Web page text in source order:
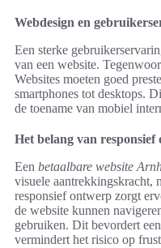
Webdesign en
Een sterke
van een website.
Websites moeten goed
smartphones tot desktops.
de toename van mobiel
Het belang van responsief
Een betaalbare website
visuele aantrekkingskracht,
responsief ontwerp zorgt
de website kunnen
gebruiken. Dit bevordert
vermindert het risico op